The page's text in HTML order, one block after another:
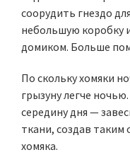
соорудить гнездо
небольшую коробку
домиком. Больше
По скольку хомяки
грызуну легче
середину дня —
ткани, создав
хомяка.